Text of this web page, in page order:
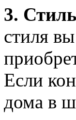
3.
стиля
Если
дома в